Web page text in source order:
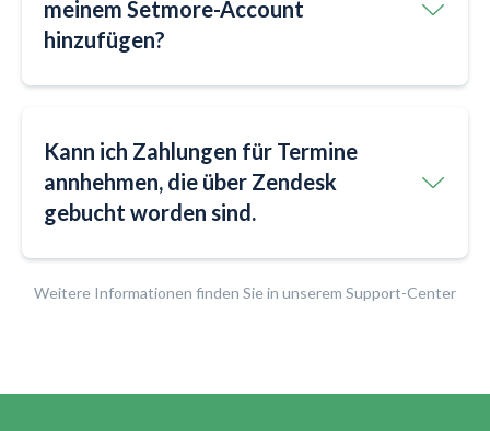
meinem Setmore-Account
hinzufügen?
Kann ich Zahlungen für Termine
annhehmen, die über Zendesk
gebucht worden sind.
Weitere Informationen finden Sie in unserem Support-Center